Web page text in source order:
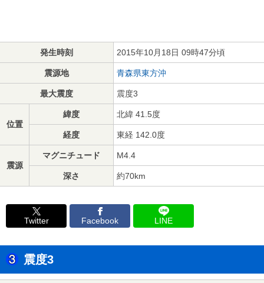
発生時刻 2015年10月18日 09時47分頃
震源地 青森県東方沖
最大震度 震度3
位置
緯度 北緯 41.5度
経度 東経 142.0度
震源
マグニチュード M4.4
深さ 約70km
Twitter Facebook LINE
震度3